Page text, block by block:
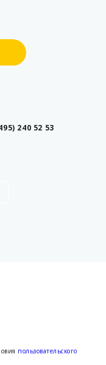
240 52 53
пользовательского